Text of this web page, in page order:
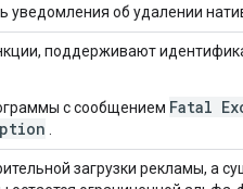
уведомления об удалении
поддерживают
с сообщением Fatal
загрузки рекламы, а